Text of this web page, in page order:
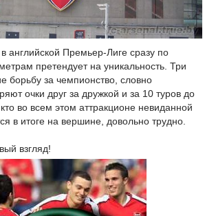
английской Премьер-Лиге сразу по
претендует на уникальность. Три
борьбу за чемпионство, словно
очки друг за дружкой и за 10 туров до
во всем этом аттракционе невиданной
в итоге на вершине, довольно трудно.
взгляд!